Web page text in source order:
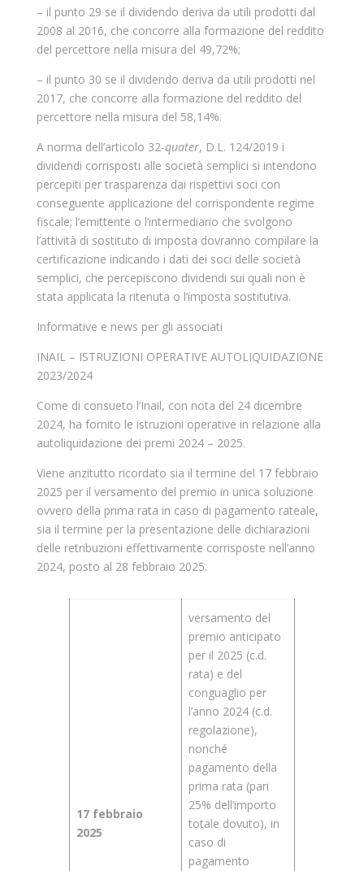
– il punto 29 se il dividendo deriva da utili prodotti dal
2008 al 2016, che concorre alla formazione del reddito
del percettore nella misura del 49,72%;
– il punto 30 se il dividendo deriva da utili prodotti nel
2017, che concorre alla formazione del reddito del
percettore nella misura del 58,14%.
A norma dell’articolo 32-quater, D.L. 124/2019 i
dividendi corrisposti alle società semplici si intendono
percepiti per trasparenza dai rispettivi soci con
conseguente applicazione del corrispondente regime
fiscale; l’emittente o l’intermediario che svolgono
l’attività di sostituto di imposta dovranno compilare la
certificazione indicando i dati dei soci delle società
semplici, che percepiscono dividendi sui quali non è
stata applicata la ritenuta o l’imposta sostitutiva.
Informative e news per gli associati
INAIL – ISTRUZIONI OPERATIVE AUTOLIQUIDAZIONE
2023/2024
Come di consueto l’Inail, con nota del 24 dicembre
2024, ha fornito le istruzioni operative in relazione alla
autoliquidazione dei premi 2024 – 2025.
Viene anzitutto ricordato sia il termine del 17 febbraio
2025 per il versamento del premio in unica soluzione
ovvero della prima rata in caso di pagamento rateale,
sia il termine per la presentazione delle dichiarazioni
delle retribuzioni effettivamente corrisposte nell’anno
2024, posto al 28 febbraio 2025.
17 febbraio
2025
versamento del
premio anticipato
per il 2025 (c.d.
rata) e del
conguaglio per
l’anno 2024 (c.d.
regolazione),
nonché
pagamento della
prima rata (pari
25% dell’importo
totale dovuto), in
caso di
pagamento